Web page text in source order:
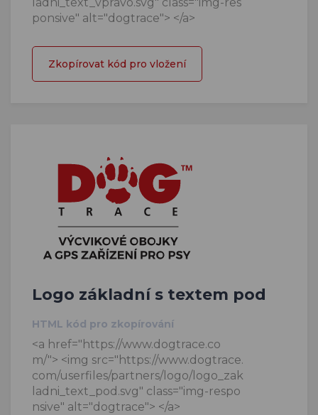
ponsive" alt="dogtrace"> </a>
Zkopírovat kód pro vložení
Logo základní s textem pod
HTML kód pro zkopírování
<a href="https://www.dogtrace.co
m/"> <img src="https://www.dogtrace.
com/userfiles/partners/logo/logo_zak
ladni_text_pod.svg" class="img-respo
nsive" alt="dogtrace"> </a>